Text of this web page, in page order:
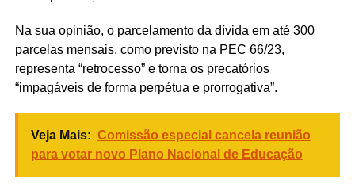
Na sua opinião, o parcelamento da dívida em até 300
parcelas mensais, como previsto na PEC 66/23,
representa “retrocesso” e torna os precatórios
“impagáveis de forma perpétua e prorrogativa”.
Veja Mais: Comissão especial cancela reunião
para votar novo Plano Nacional de Educação